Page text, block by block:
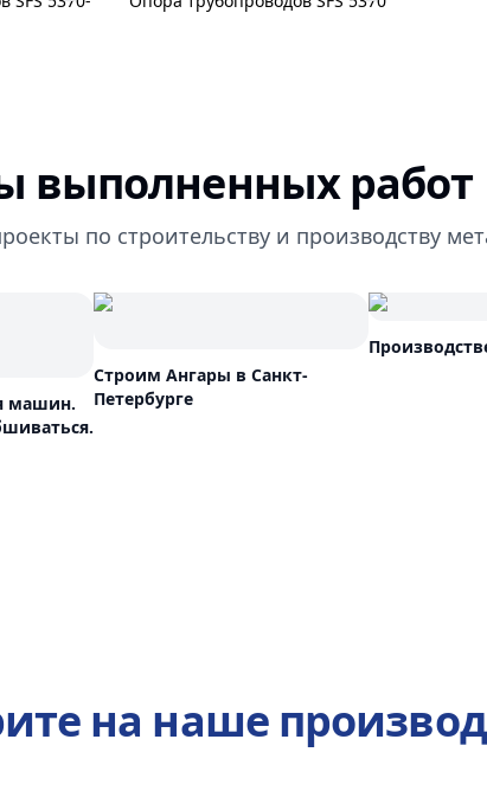
выполненных работ
по строительству и производству
машин.
Строим Ангары в Санкт-
Петербурге
на наше